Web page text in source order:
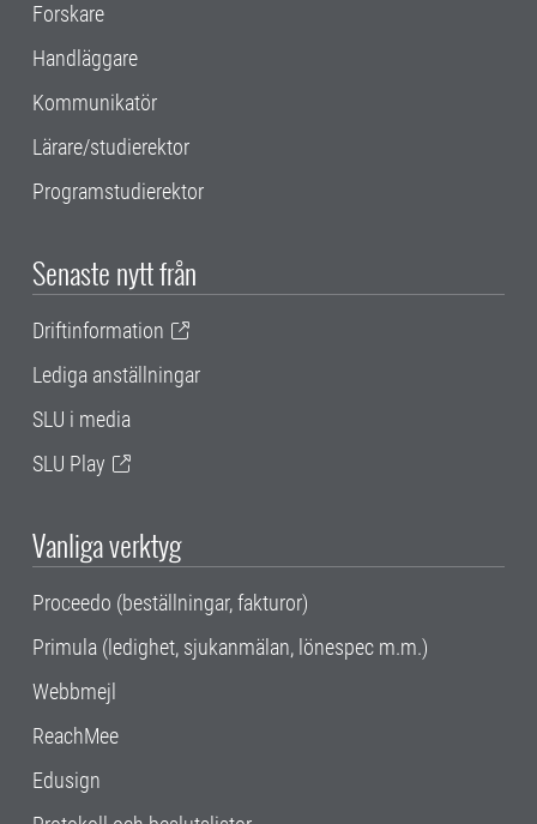
Forskare
Handläggare
Kommunikatör
Lärare/studierektor
Programstudierektor
Senaste nytt från
Driftinformation
Lediga anställningar
SLU i media
SLU Play
Vanliga verktyg
Proceedo (beställningar, fakturor)
Primula (ledighet, sjukanmälan, lönespec m.m.)
Webbmejl
ReachMee
Edusign